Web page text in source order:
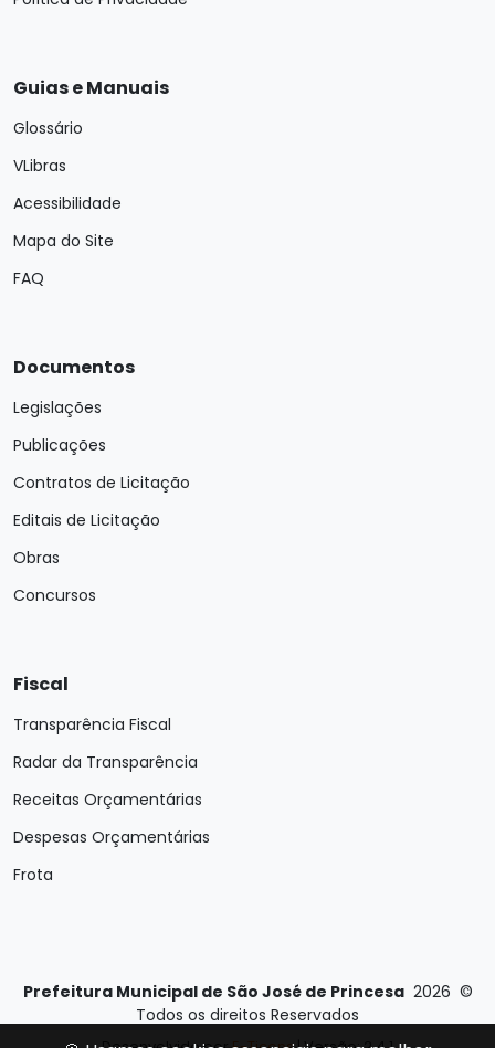
Guias e Manuais
Glossário
VLibras
Acessibilidade
Mapa do Site
FAQ
Documentos
Legislações
Publicações
Contratos de Licitação
Editais de Licitação
Obras
Concursos
Fiscal
Transparência Fiscal
Radar da Transparência
Receitas Orçamentárias
Despesas Orçamentárias
Frota
Prefeitura Municipal de São José de Princesa 2026 ©
Todos os direitos Reservados